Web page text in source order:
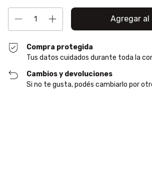
Compra protegida
Tus datos cuidados durante toda la
Cambios y devoluciones
Si no te gusta, podés cambiarlo por